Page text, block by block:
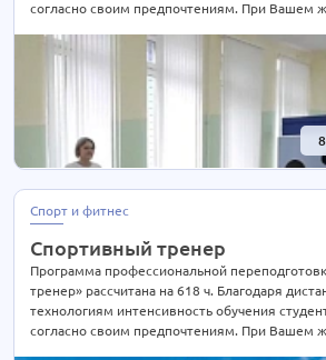
согласно своим предпочтениям. При Вашем
уточняйте по телефону на сайте или
консультации.
Спорт и фитнес
Спортивный тренер
Программа профессиональной
тренер» рассчитана на 618 ч. Благодаря
технологиям интенсивность обучения
согласно своим предпочтениям. При Вашем